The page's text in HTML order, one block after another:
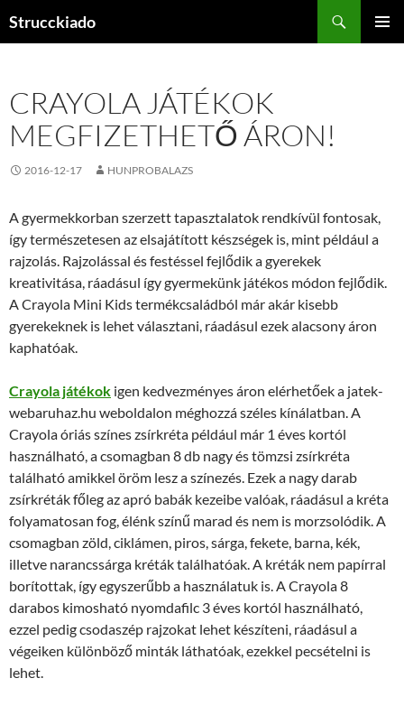
Strucckiado
CRAYOLA JÁTÉKOK
MEGFIZETHETŐ ÁRON!
2016-12-17 HUNPROBALAZS
A gyermekkorban szerzett tapasztalatok rendkívül fontosak,
így természetesen az elsajátított készségek is, mint például a
rajzolás. Rajzolással és festéssel fejlődik a gyerekek
kreativitása, ráadásul így gyermekünk játékos módon fejlődik.
A Crayola Mini Kids termékcsaládból már akár kisebb
gyerekeknek is lehet választani, ráadásul ezek alacsony áron
kaphatóak.
Crayola játékok igen kedvezményes áron elérhetőek a jatek-
webaruhaz.hu weboldalon méghozzá széles kínálatban. A
Crayola óriás színes zsírkréta például már 1 éves kortól
használható, a csomagban 8 db nagy és tömzsi zsírkréta
található amikkel öröm lesz a színezés. Ezek a nagy darab
zsírkréták főleg az apró babák kezeibe valóak, ráadásul a kréta
folyamatosan fog, élénk színű marad és nem is morzsolódik. A
csomagban zöld, ciklámen, piros, sárga, fekete, barna, kék,
illetve narancssárga kréták találhatóak. A kréták nem papírral
borítottak, így egyszerűbb a használatuk is. A Crayola 8
darabos kimosható nyomdafilc 3 éves kortól használható,
ezzel pedig csodaszép rajzokat lehet készíteni, ráadásul a
végeiken különböző minták láthatóak, ezekkel pecsételni is
lehet.